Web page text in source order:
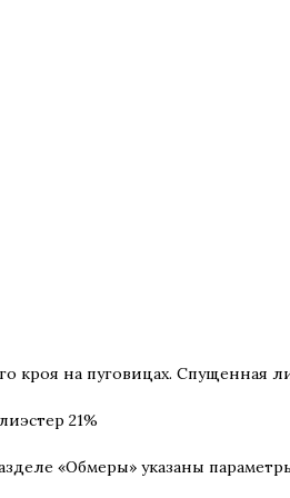
кроя на пуговицах. Спущенная
21%
«Обмеры» указаны